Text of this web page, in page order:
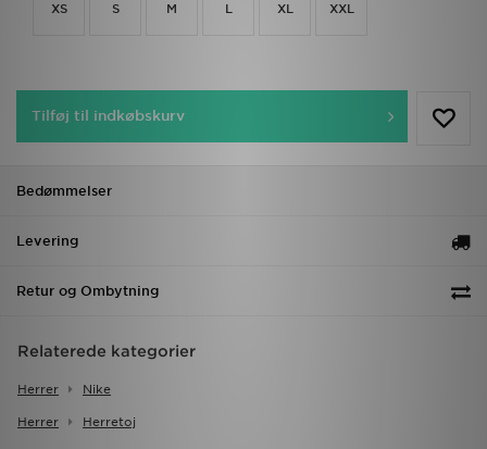
XS S M L XL XXL
Tilføj til indkøbskurv
Bedømmelser
Levering
Retur og Ombytning
Relaterede kategorier
Herrer Nike
Herrer Herretoj